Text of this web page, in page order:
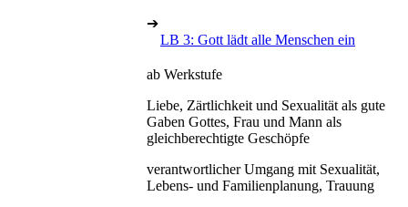
➔
LB 3: Gott lädt alle Menschen ein
ab Werkstufe
Liebe, Zärtlichkeit und Sexualität als gute
Gaben Gottes, Frau und Mann als
gleichberechtigte Geschöpfe
verantwortlicher Umgang mit Sexualität,
Lebens- und Familienplanung, Trauung